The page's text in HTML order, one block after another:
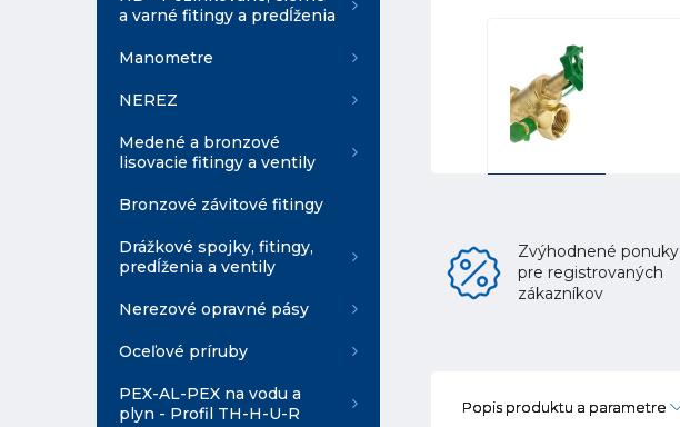
a varné fitingy a predĺženia
Manometre
NEREZ
Medené a bronzové
lisovacie fitingy a ventily
Bronzové závitové fitingy
Drážkové spojky, fitingy,
predĺženia a ventily
Nerezové opravné pásy
Oceľové príruby
PEX-AL-PEX na vodu a
plyn - Profil TH-H-U-R
Zvýhodnené ponuky
pre registrovaných
zákazníkov
Popis produktu a parametre